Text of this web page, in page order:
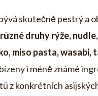
skutečně pestrý a
druhy rýže,
miso pasta, wasabi,
i méně známé
z konkrétních